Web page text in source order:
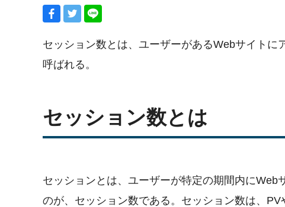
セッション数とは、ユーザーがあるWebサイト
呼ばれる。
セッション数とは
セッションとは、ユーザーが特定の期間内に
のが、セッション数である。セッション数は、PV